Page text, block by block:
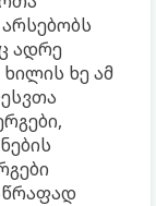
ადრე
ხე ამ